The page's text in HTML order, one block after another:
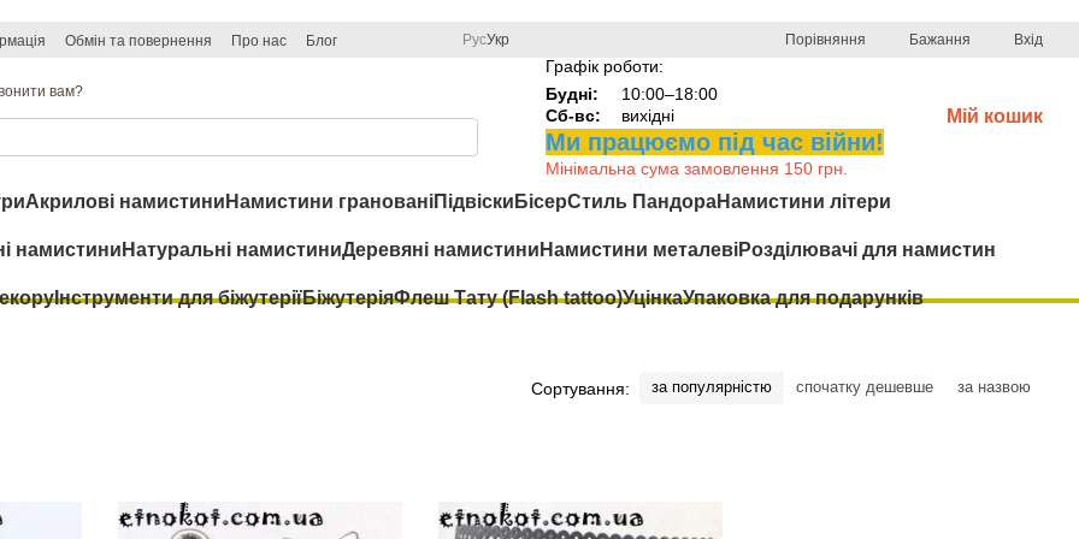
Обмін та повернення Про нас Блог РусУкр Порівняння Бажання Вхід
вам?
Графік роботи:
Будні:
10:00–18:00
Сб-вс:
вихідні
Ми працюємо під час війни!
Мінімальна сума замовлення 150 грн.
Мій кошик
Акрилові намистини Намистини гранованіПідвіски БісерСтиль ПандораНамистини літери
намистини Натуральні намистиниДеревяні намистини Намистини металевіРозділювачі для намистин
Інструменти для біжутеріїБіжутеріяФлеш Тату (Flash tattoo)УцінкаУпаковка для подарунків
Сортування: за популярністю спочатку дешевше за назвою